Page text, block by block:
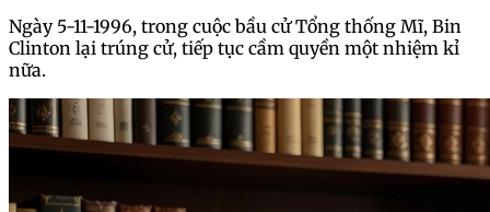
Ngày 5-11-1996, trong cuộc bầu cử Tổng thống Mĩ, Bin
Clinton lại trúng cử, tiếp tục cầm quyền một nhiệm kỉ
nữa.